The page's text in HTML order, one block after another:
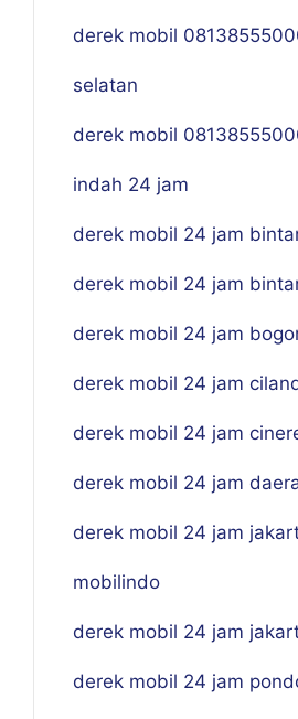
derek mobil
selatan
derek mobil
indah 24 jam
derek mobil 24 jam
derek mobil 24 jam
derek mobil 24 jam
derek mobil 24 jam
derek mobil 24 jam
derek mobil 24 jam
derek mobil 24 jam
mobilindo
derek mobil 24 jam
derek mobil 24 jam